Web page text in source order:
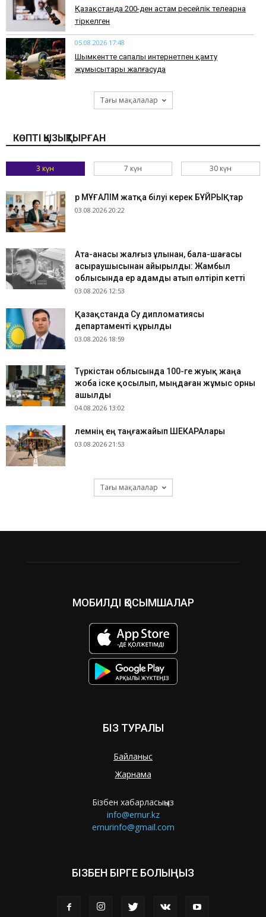
Қазақстанда 200-ден астам ресейлік телеарна
тіркелген
05.08.2026 17:48
Шымкентте сапалы интернетпен қамту
жұмысытары жалғасуда
Тағы мақалалар
КӨПТІ ҚЫЗЫҚТЫРҒАН
3 күн 7 күн 30 күн
Әр МҰҒАЛІМ жатқа білуі керек БҰЙРЫҚтар
03.08.2026 20:22
Ата-анасы жалғыз ұлынан, бала-шағасы
асыраушысынан айырылды: Жамбыл
облысында ер адамды атып өлтіріп кетті
03.08.2026 12:53
Қазақстанда Су дипломатиясы
департаменті құрылды
03.08.2026 18:59
Түркістан облысында 100-ге жуық жаңа
жоба іске қосылып, мыңдаған жұмыс орны
ашылды
04.08.2026 13:02
​Әлемнің ең таңғажайып ШЕКАРАлары
03.08.2026 21:53
Тағы мақалалар
МОБИЛДІ ҚОСЫМШАЛАР
БІЗ ТУРАЛЫ
Байланыс
Жарнама
Бізбен хабарласыңыз
info@ernur.kz
ernurinfo@gmail.com
БІЗБЕН БІРГЕ БОЛЫҢЫЗ